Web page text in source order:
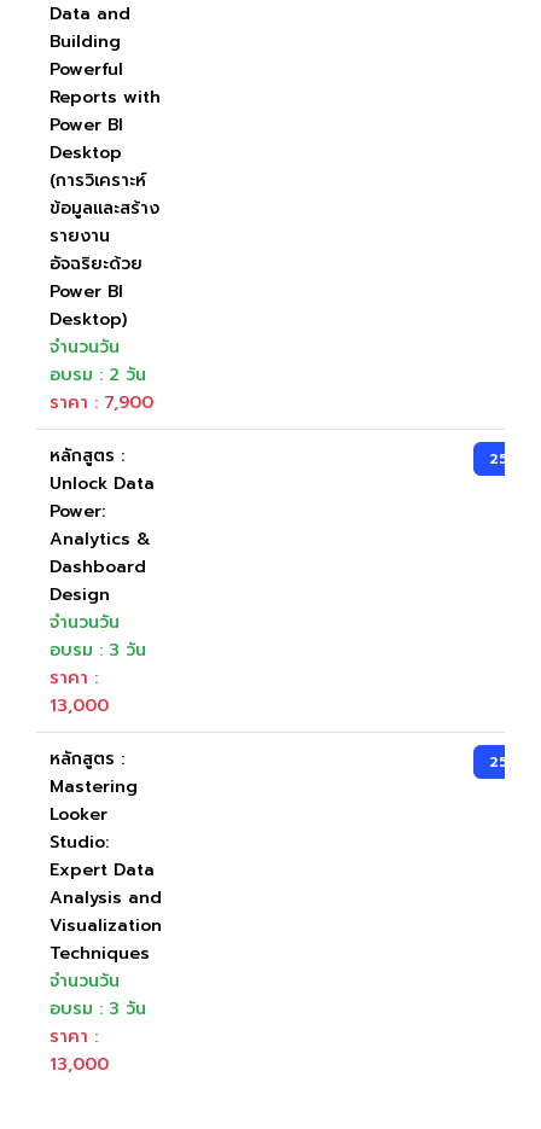
Data and
Building
Powerful
Reports with
Power BI
Desktop
(การวิเคราะห์
ข้อมูลและสร้าง
รายงาน
อัจฉริยะด้วย
Power BI
Desktop)
จำนวนวัน
อบรม : 2 วัน
ราคา : 7,900
หลักสูตร :
Unlock Data
Power:
Analytics &
Dashboard
Design
จำนวนวัน
อบรม : 3 วัน
ราคา :
13,000
25-27
หลักสูตร :
Mastering
Looker
Studio:
Expert Data
Analysis and
Visualization
Techniques
จำนวนวัน
อบรม : 3 วัน
ราคา :
13,000
25-27